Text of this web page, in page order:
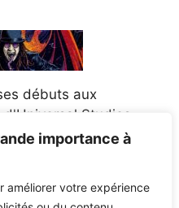
importance à
améliorer votre expérience
débuts aux
Studios